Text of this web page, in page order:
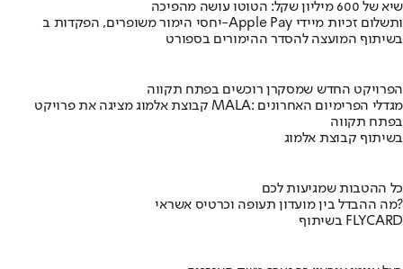
שיא של 600 מיליון שקל: הטוטו עושה מהפיכה
יחסי הימור משופרים, הפקדות ב-Apple Pay ותשלום זכיות מיידי
בשיתוף המועצה להסדר ההימורים בספורט
הפרויקט החדש שמסקרן רוכשים בפתח תקווה
קבוצת אלמוג מציגה את פרויקט MALA: מגדלי הפרימיום האחרונים
בפתח תקווה
בשיתוף קבוצת אלמוג
כל ההטבות שמגיעות לכם
מה ההבדל בין מועדון תעופה וכרטיס אשראי?
בשיתוף FLYCARD